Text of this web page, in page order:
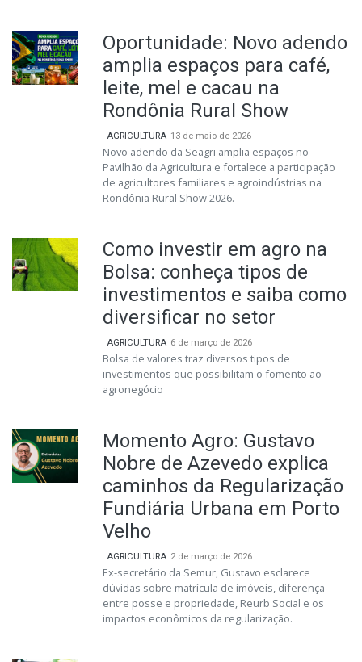
Oportunidade: Novo adendo
amplia espaços para café,
leite, mel e cacau na
Rondônia Rural Show
AGRICULTURA 13 de maio de 2026
Novo adendo da Seagri amplia espaços no
Pavilhão da Agricultura e fortalece a participação
de agricultores familiares e agroindústrias na
Rondônia Rural Show 2026.
Como investir em agro na
Bolsa: conheça tipos de
investimentos e saiba como
diversificar no setor
AGRICULTURA 6 de março de 2026
Bolsa de valores traz diversos tipos de
investimentos que possibilitam o fomento ao
agronegócio
Momento Agro: Gustavo
Nobre de Azevedo explica
caminhos da Regularização
Fundiária Urbana em Porto
Velho
AGRICULTURA 2 de março de 2026
Ex-secretário da Semur, Gustavo esclarece
dúvidas sobre matrícula de imóveis, diferença
entre posse e propriedade, Reurb Social e os
impactos econômicos da regularização.